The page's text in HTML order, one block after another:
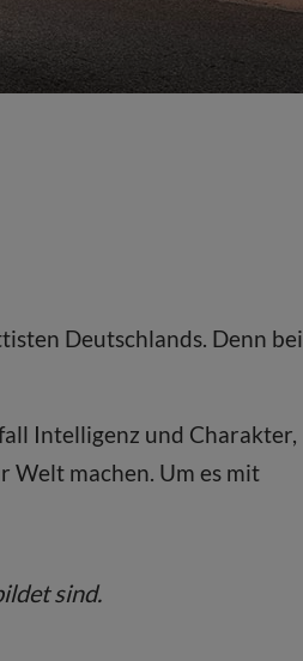
Deutschlands. Denn bei
Intelligenz und Charakter,
Welt machen. Um es mit
sind.